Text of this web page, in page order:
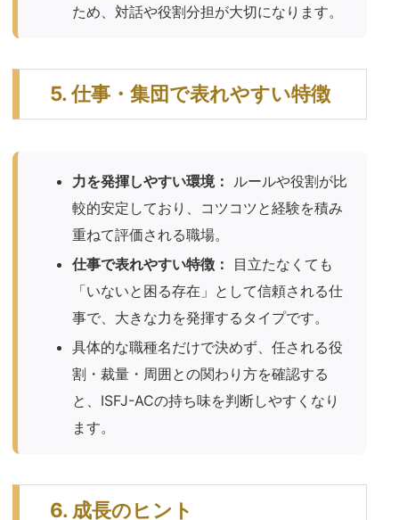
ため、対話や役割分担が大切になります。
5. 仕事・集団で表れやすい特徴
力を発揮しやすい環境：
ルールや役割が比
較的安定しており、コツコツと経験を積み
重ねて評価される職場。
仕事で表れやすい特徴：
目立たなくても
「いないと困る存在」として信頼される仕
事で、大きな力を発揮するタイプです。
具体的な職種名だけで決めず、任される役
割・裁量・周囲との関わり方を確認する
と、ISFJ-ACの持ち味を判断しやすくなり
ます。
6. 成長のヒント